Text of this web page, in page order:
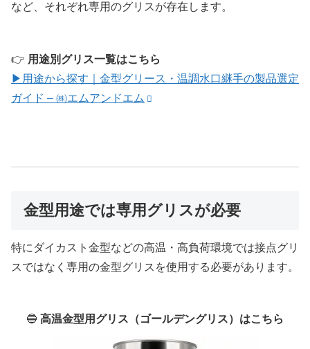
など、それぞれ専用のグリスが存在します。
👉 用途別グリス一覧はこちら
▶用途から探す｜金型グリース・温調水口継手の製品選定
ガイド – ㈱エムアンドエム
金型用途では専用グリスが必要
特にダイカスト金型などの高温・高負荷環境では接点グリ
スではなく専用の金型グリスを使用する必要があります。
🔵 高温金型用グリス（ゴールデングリス）はこちら